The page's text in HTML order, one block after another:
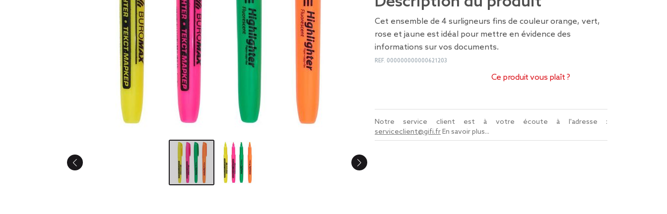
Cet ensemble de 4 surligneurs fins de couleur orange, vert,
rose et jaune est idéal pour mettre en évidence des
informations sur vos documents.
REF. 000000000000621203
Ce produit vous plaît ?
Notre service client est à votre écoute à l'adresse :
serviceclient@gifi.frEn savoir plus...